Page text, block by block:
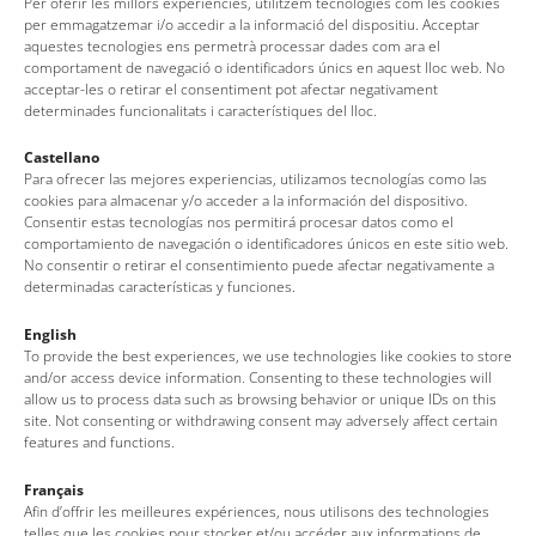
per emmagatzemar i/o accedir a la informació del dispositiu. Acceptar
aquestes tecnologies ens permetrà processar dades com ara el
comportament de navegació o identificadors únics en aquest lloc web. No
acceptar-les o retirar el consentiment pot afectar negativament
determinades funcionalitats i característiques del lloc.
Castellano
Para ofrecer las mejores experiencias, utilizamos tecnologías como las
cookies para almacenar y/o acceder a la información del dispositivo.
Consentir estas tecnologías nos permitirá procesar datos como el
comportamiento de navegación o identificadores únicos en este sitio web.
No consentir o retirar el consentimiento puede afectar negativamente a
determinadas características y funciones.
English
To provide the best experiences, we use technologies like cookies to store
and/or access device information. Consenting to these technologies will
allow us to process data such as browsing behavior or unique IDs on this
site. Not consenting or withdrawing consent may adversely affect certain
features and functions.
Français
Afin d’offrir les meilleures expériences, nous utilisons des technologies
Asimismo, puede ejercer los derechos de acceso, rectificación,
supresión, oposición al tratamiento y solicitud de la limitación
del tratamiento dirigiéndose al Ayuntamiento de Tossa de Mar ·
CIF P1721500E · Avenida del Peregrino, 25 · 17320 Tossa de Mar
· Tel. +34 972 340 100 · ajuntament@tossademar.org ·
Puede consultar toda la información adicional y detallada sobre
protección de datos eneste enlace..
Si desea recibir información turística de Tossa de Mar puede
indicarlo marcando la casilla correspondiente. En este caso sus
datos serán incorporados a nuestra lista de destinatarios. En
cualquier momento puede solicitar la baja.
Oficina de Turismo de Tossa de Mar